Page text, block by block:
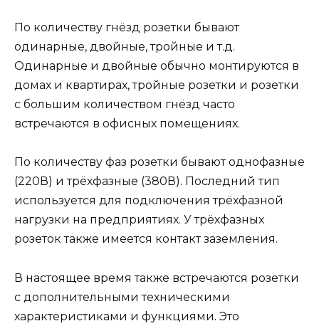
По количеству гнёзд розетки бывают
одинарные, двойные, тройные и т.д.
Одинарные и двойные обычно монтируются в
домах и квартирах, тройные розетки и розетки
с большим количеством гнёзд часто
встречаются в офисных помещениях.
По количеству фаз розетки бывают однофазные
(220В) и трёхфазные (380В). Последний тип
используется для подключения трёхфазной
нагрузки на предприятиях. У трёхфазных
розеток также имеется контакт заземления.
В настоящее время также встречаются розетки
с дополнительными техническими
характеристиками и функциями. Это